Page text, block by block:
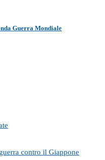
Guerra Mondiale
contro il Giappone